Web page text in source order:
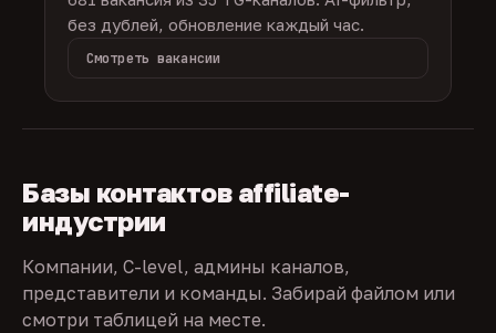
без дублей, обновление каждый час.
Смотреть вакансии
Базы контактов affiliate-
индустрии
Компании, C-level, админы каналов,
представители и команды. Забирай файлом или
смотри таблицей на месте.